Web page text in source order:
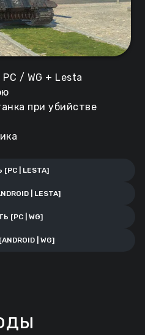
/ WG + Lesta
при убийстве
| LESTA]
| LESTA]
[PC | WG]
| WG]